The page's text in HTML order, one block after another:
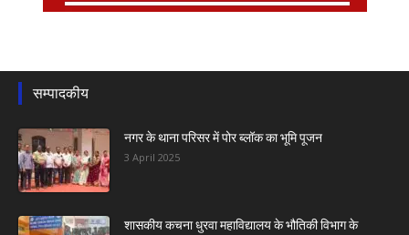
सम्पादकीय
नगर के थाना परिसर में पोर ब्लॉक का भूमि पूजन
3 April 2025
शासकीय कचना धुरवा महाविद्यालय के भौतिकी विभाग के